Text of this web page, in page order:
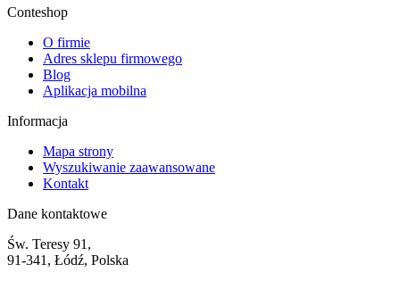
Conteshop
O firmie
Adres sklepu firmowego
Blog
Aplikacja mobilna
Informacja
Mapa strony
Wyszukiwanie zaawansowane
Kontakt
Dane kontaktowe
Św. Teresy 91,
91-341, Łódź, Polska